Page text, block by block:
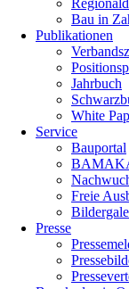
Bau in
Publikationen
Jahrbuch
White
Service
Bauportal
Freie
Presse